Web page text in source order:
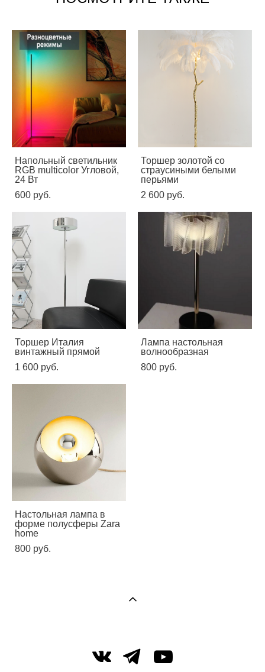
Напольный светильник
RGB multicolor Угловой,
24 Вт
600 pуб.
Торшер золотой со
страусиными белыми
перьями
2 600 pуб.
Торшер Италия
винтажный прямой
1 600 pуб.
Лампа настольная
волнообразная
800 pуб.
Настольная лампа в
форме полусферы Zara
home
800 pуб.